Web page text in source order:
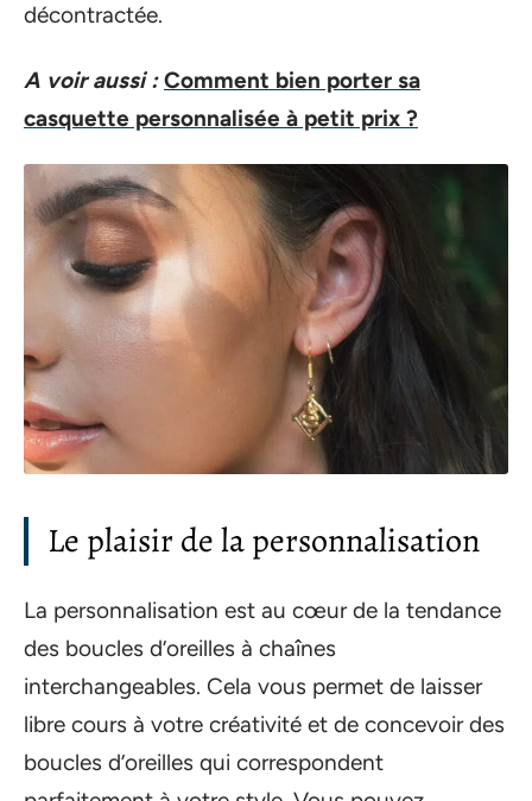
décontractée.
A voir aussi : Comment bien porter sa
casquette personnalisée à petit prix ?
Le plaisir de la personnalisation
La personnalisation est au cœur de la tendance
des boucles d’oreilles à chaînes
interchangeables. Cela vous permet de laisser
libre cours à votre créativité et de concevoir des
boucles d’oreilles qui correspondent